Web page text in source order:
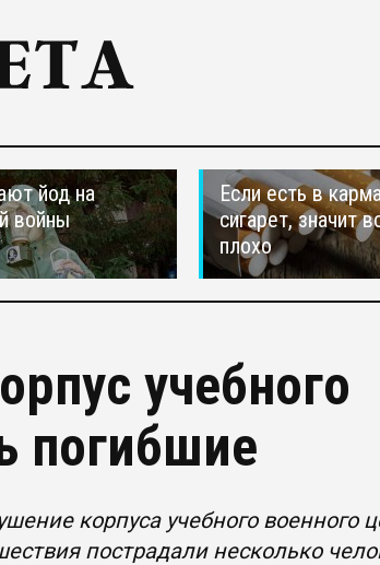
йод на
войны
Если есть в
сигарет, значит
плохо
учебного
погибшие
корпуса учебного военного
пострадали несколько